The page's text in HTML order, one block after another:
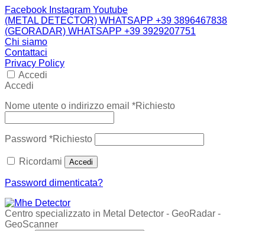
Facebook Instagram Youtube
(METAL DETECTOR) WHATSAPP +39 3896467838
(GEORADAR) WHATSAPP +39 3929207751
Chi siamo
Contattaci
Privacy Policy
Accedi
Accedi
Nome utente o indirizzo email *Richiesto
Password *Richiesto
Ricordami Accedi
Password dimenticata?
Centro specializzato in Metal Detector - GeoRadar -
GeoScanner